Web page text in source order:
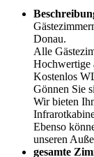
Donau.
Alle
Hochwertige
Kostenlos
Gönnen Sie
Wir bieten
Ebenso
unseren
gesamte